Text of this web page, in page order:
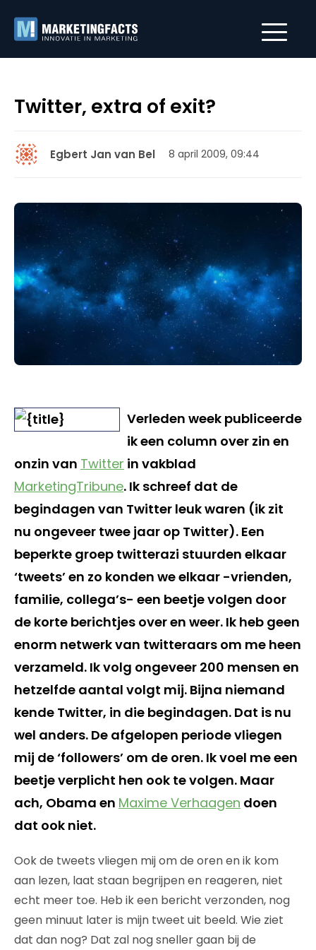
Twitter, extra of exit?
Egbert Jan van Bel 8 april 2009, 09:44
Verleden week publiceerde
ik een column over zin en
onzin van Twitter in vakblad
MarketingTribune. Ik schreef dat de
begindagen van Twitter leuk waren (ik zit
nu ongeveer twee jaar op Twitter). Een
beperkte groep twitterazi stuurden elkaar
‘tweets’ en zo konden we elkaar -vrienden,
familie, collega’s- een beetje volgen door
de korte berichtjes over en weer. Ik heb geen
enorm netwerk van twitteraars om me heen
verzameld. Ik volg ongeveer 200 mensen en
hetzelfde aantal volgt mij. Bijna niemand
kende Twitter, in die begindagen. Dat is nu
wel anders. De afgelopen periode vliegen
mij de ‘followers’ om de oren. Ik voel me een
beetje verplicht hen ook te volgen. Maar
ach, Obama en Maxime Verhaagen doen
dat ook niet.
Ook de tweets vliegen mij om de oren en ik kom
aan lezen, laat staan begrijpen en reageren, niet
echt meer toe. Heb ik een bericht verzonden, nog
geen minuut later is mijn tweet uit beeld. Wie ziet
dat dan nog? Dat zal nog sneller gaan bij de